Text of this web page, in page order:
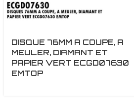
DISQUE 76MM A COUPE, A
MEULER, DIAMANT ET
PAPIER VERT ECGD07630
EMTOP